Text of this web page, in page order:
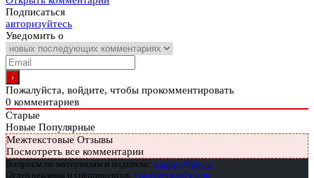
Подписаться
авторизуйтесь
Уведомить о
Пожалуйста, войдите, чтобы прокомментировать
0 комментариев
Старые
Новые Популярные
Межтекстовые Отзывы
Посмотреть все комментарии
Вопросы по материалам и подписке: support@glc.ru
Отдел рекламы и спецпроектов: yakovleva.a@glc.ru